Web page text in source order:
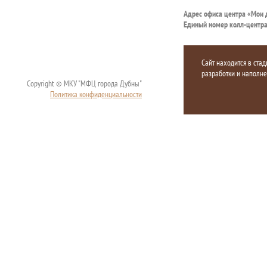
Адрес офиса центра «Мои
Единый номер колл-
Copyright © МКУ "МФЦ города Дубны"
Политика конфиденциальности
Сайт находится в
разработки и